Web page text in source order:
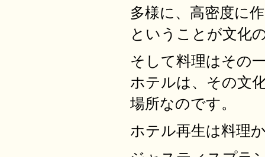
多様に、高密度に
ということが文化
そして料理はその
ホテルは、その文
場所なのです。
ホテル再生は料理